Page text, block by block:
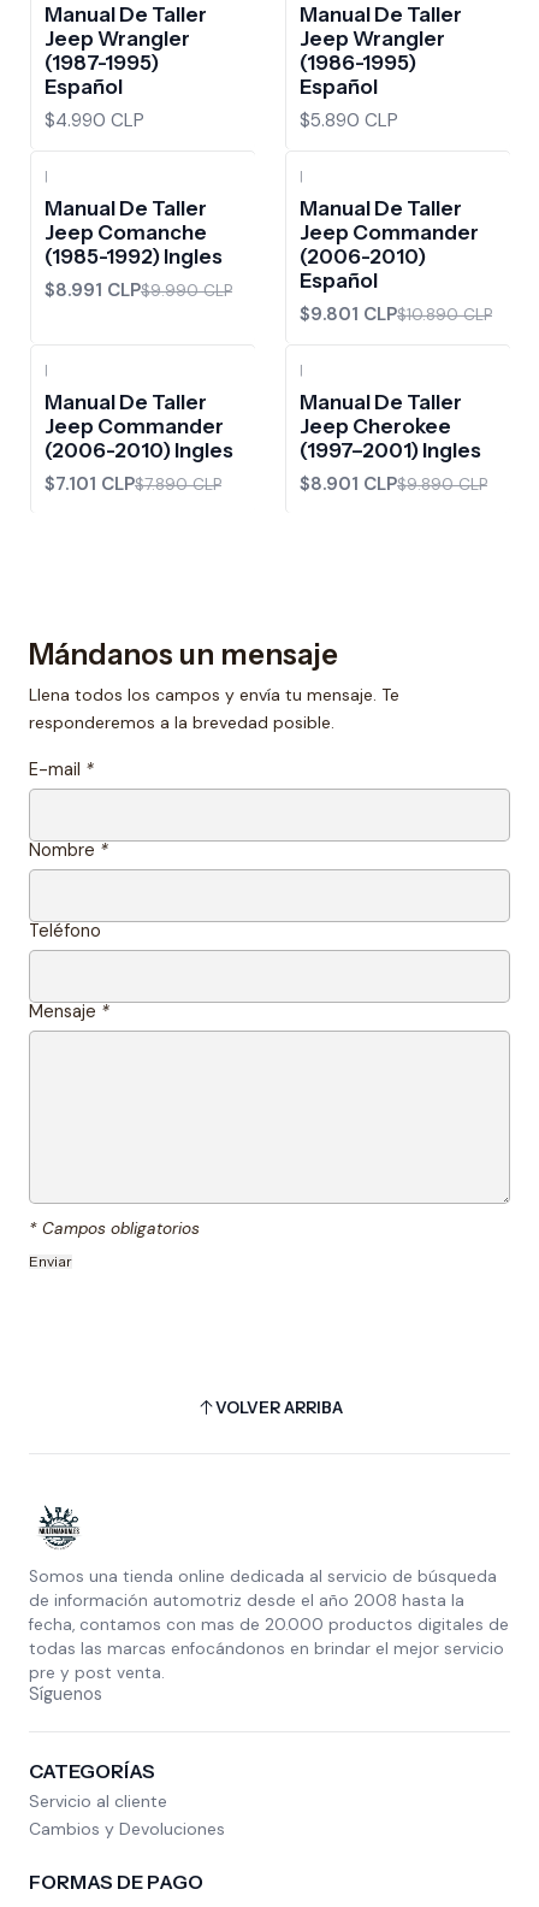
Manual De Taller
Jeep Wrangler
(1987-1995)
Español
$4.990 CLP
Manual De Taller
Jeep Wrangler
(1986-1995)
Español
$5.890 CLP
|
Manual De Taller
Jeep Comanche
(1985-1992) Ingles
$8.991 CLP$9.990 CLP
|
Manual De Taller
Jeep Commander
(2006-2010)
Español
$9.801 CLP$10.890 CLP
|
Manual De Taller
Jeep Commander
(2006-2010) Ingles
$7.101 CLP$7.890 CLP
|
Manual De Taller
Jeep Cherokee
(1997–2001) Ingles
$8.901 CLP$9.890 CLP
Mándanos un mensaje
Llena todos los campos y envía tu mensaje. Te
responderemos a la brevedad posible.
E-mail *
Nombre *
Teléfono
Mensaje *
* Campos obligatorios
VOLVER ARRIBA
Somos una tienda online dedicada al servicio de búsqueda
de información automotriz desde el año 2008 hasta la
fecha, contamos con mas de 20.000 productos digitales de
todas las marcas enfocándonos en brindar el mejor servicio
pre y post venta.
Síguenos
CATEGORÍAS
Servicio al cliente
Cambios y Devoluciones
FORMAS DE PAGO